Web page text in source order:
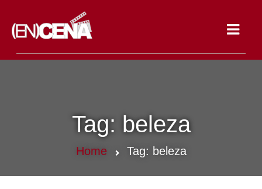
Tag: beleza
Home Tag: beleza